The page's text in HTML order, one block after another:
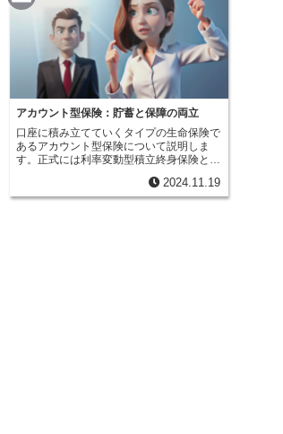
アカウント型保険：貯蓄と保障の両立
口座に積み立てていくタイプの生命保険で
あるアカウント型保険について説明しま
す。正式には利率変動型積立終身保険と言
以前は定期付終身保険が主流でしたが、近
年ではこのアカウント型保険が多く販売さ
2024.11.19
n
b